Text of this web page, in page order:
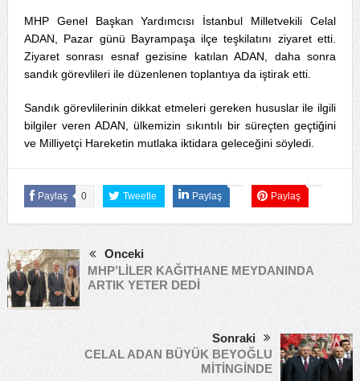
MHP Genel Başkan Yardımcısı İstanbul Milletvekili Celal
ADAN, Pazar günü Bayrampaşa ilçe teşkilatını ziyaret etti.
Ziyaret sonrası esnaf gezisine katılan ADAN, daha sonra
sandık görevlileri ile düzenlenen toplantıya da iştirak etti.
Sandık görevlilerinin dikkat etmeleri gereken hususlar ile ilgili
bilgiler veren ADAN, ülkemizin sıkıntılı bir süreçten geçtiğini
ve Milliyetçi Hareketin mutlaka iktidara geleceğini söyledi.
Paylaş 0 Tweetle Paylaş Paylaş
Önceki
MHP’LİLER KAĞITHANE MEYDANINDA
ARTIK YETER DEDİ
Sonraki
CELAL ADAN BÜYÜK BEYOĞLU
MİTİNGİNDE